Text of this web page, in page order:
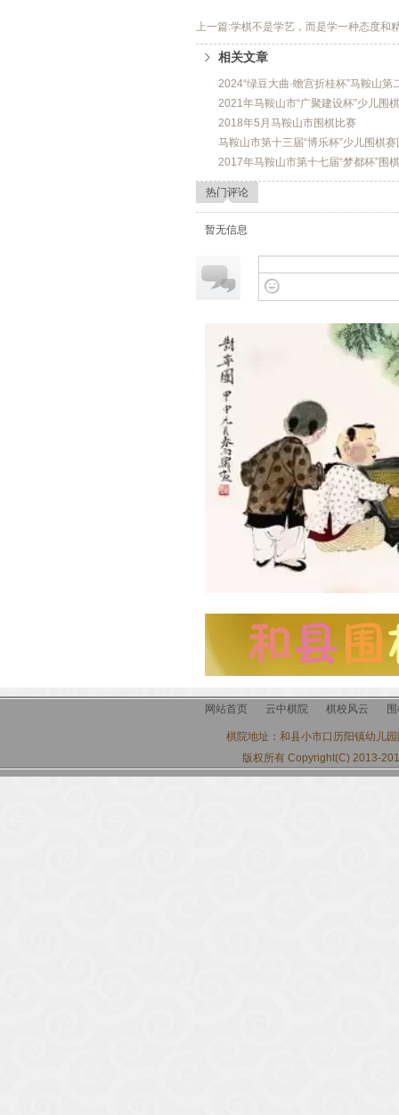
不适合这项运动。
八
棋手
有可能在一不可能的地方走
的事。每时每刻他都在心
性格后，他同样会把生活安
并不
得非常完美，但并不是因
以多给他一些时间。
上一篇:学棋不是学艺，而是学一种态度和
相关文章
2024“绿豆大曲·蟾宫折桂杯”马鞍山
2021年马鞍山市“广聚建设杯”少儿围
2018年5月马鞍山市围棋比赛
马鞍山市第十三届“博乐杯”少儿围棋
2017年马鞍山市第十七届“梦都杯”围
热门评论
暂无信息
网站首页 云中棋院 棋校风云
棋院地址： 和县小市口历阳镇幼儿
版权所有 Copyright(C) 2013-